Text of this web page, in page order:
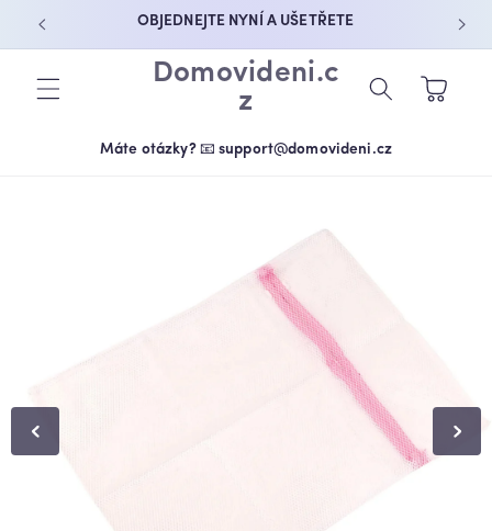
PŘEJÍT K
OBJEDNEJTE NYNÍ A UŠETŘETE
Domovideni.c
z
Košík
Máte otázky? 📧 support@domovideni.cz